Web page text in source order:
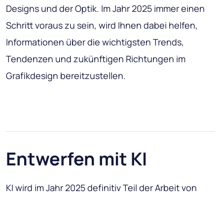
Designs und der Optik. Im Jahr 2025 immer einen
Schritt voraus zu sein, wird Ihnen dabei helfen,
Informationen über die wichtigsten Trends,
Tendenzen und zukünftigen Richtungen im
Grafikdesign bereitzustellen.
Entwerfen mit KI
KI wird im Jahr 2025 definitiv Teil der Arbeit von